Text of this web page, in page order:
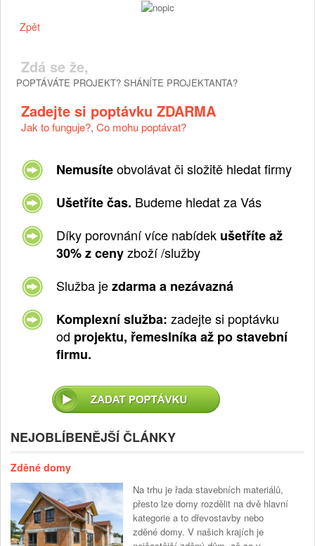
Zpět
Zdá se že,
POPTÁVÁTE PROJEKT? SHÁNÍTE PROJEKTANTA?
Zadejte si poptávku ZDARMA
Jak to funguje?, Co mohu poptávat?
Nemusíteobvolávat či složitě hledat firmy
Ušetříte čas. Budeme hledat za Vás
Díky porovnání více nabídek ušetříte až
30% z cenyzboží /služby
Služba jezdarma a nezávazná
Komplexní služba: zadejte si poptávku
od projektu, řemeslníka až po stavební
firmu.
NEJOBLÍBENĚJŠÍ ČLÁNKY
Zděné domy
Na trhu je řada stavebních materiálů,
přesto lze domy rozdělit na dvě hlavní
kategorie a to dřevostavby nebo
zděné domy. V našich krajích je